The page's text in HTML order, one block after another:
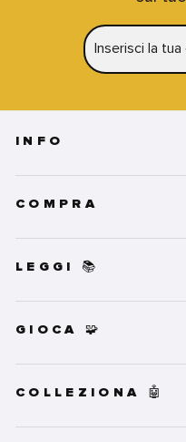
INFO
COMPRA
LEGGI 📚
GIOCA 🧩
COLLEZIONA 🤖